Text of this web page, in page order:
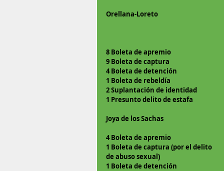
Orellana-Loreto
8 Boleta de apremio
9 Boleta de captura
4 Boleta de detención
1 Boleta de rebeldía
2 Suplantación de identidad
1 Presunto delito de estafa
Joya de los Sachas
4 Boleta de apremio
1 Boleta de captura (por el delito
de abuso sexual)
1 Boleta de detención